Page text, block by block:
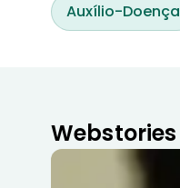
Auxílio-Doença
Webstories